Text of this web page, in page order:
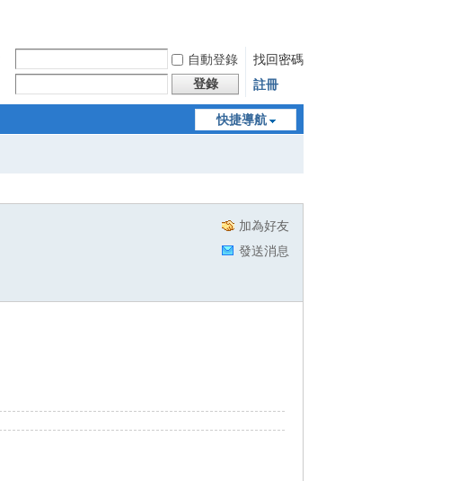
自動登錄
找回密碼
登錄 註冊
快捷導航
加為好友
發送消息